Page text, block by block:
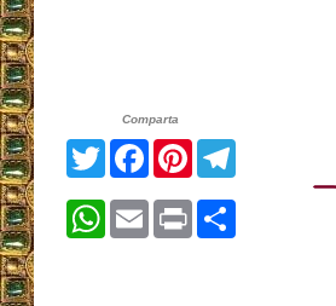
Comparta
TwitterFacebook
PinterestTelegram
WhatsApp
EmailPrintShare